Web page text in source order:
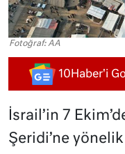
Fotoğraf: AA
10Haber'i
İsrail’in 7
Şeridi’ne yönelik